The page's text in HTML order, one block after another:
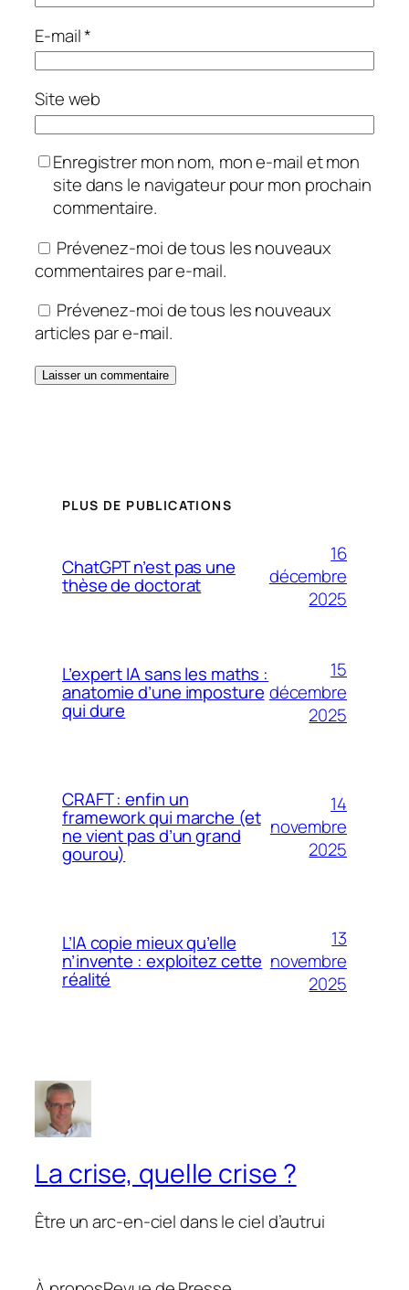
E-mail*
Site web
Enregistrer mon nom, mon e-mail et mon
site dans le navigateur pour mon prochain
commentaire.
Prévenez-moi de tous les nouveaux
commentaires par e-mail.
Prévenez-moi de tous les nouveaux
articles par e-mail.
PLUS DE PUBLICATIONS
ChatGPT n’est pas une
thèse de doctorat
16
décembre
2025
L’expert IA sans les maths :
anatomie d’une imposture
qui dure
15
décembre
2025
CRAFT : enfin un
framework qui marche (et
ne vient pas d’un grand
gourou)
14
novembre
2025
L’IA copie mieux qu’elle
n’invente : exploitez cette
réalité
13
novembre
2025
La crise, quelle crise ?
Être un arc-en-ciel dans le ciel d’autrui